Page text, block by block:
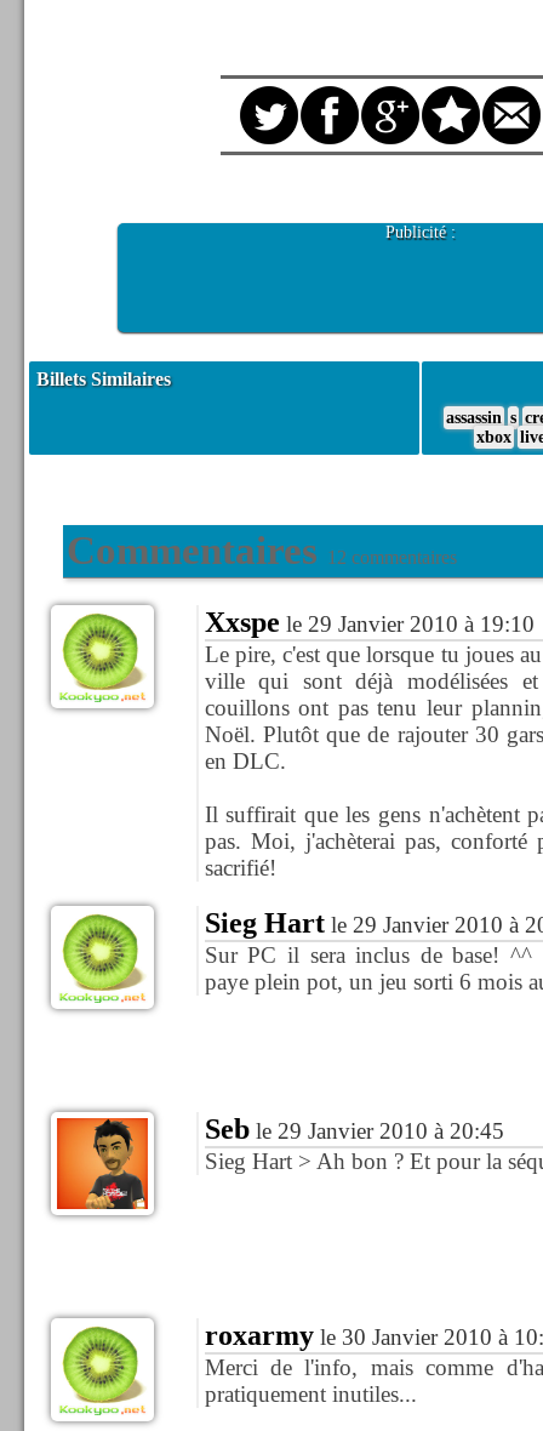
Publicité :
Billets Similaires
assassin s
xbox
Commentaires 12 commentaires
Xxspe le 29 Janvier 2010 à 19:10
Le pire, c'est que lorsque tu joues
ville qui sont déjà modélisées
couillons ont pas tenu leur
Noël. Plutôt que de rajouter 30
en DLC.
Il suffirait que les gens n'achètent
pas. Moi, j'achèterai pas, conforté
sacrifié!
Sieg Hartle 29 Janvier 2010 à
Sur PC il sera inclus de base! ^^
paye plein pot, un jeu sorti 6 mois
Seble 29 Janvier 2010 à 20:45
Sieg Hart > Ah bon ? Et pour la
roxarmyle 30 Janvier 2010 à
Merci de l'info, mais comme
pratiquement inutiles...